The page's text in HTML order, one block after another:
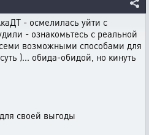
- осмелилась уйти с
- ознакомьтесь с реальной
возможными способами для
)... обида-обидой, но кинуть
своей выгоды